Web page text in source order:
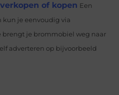
of kopen Een
je eenvoudig via
brengt je brommobiel weg naar
adverteren op bijvoorbeeld